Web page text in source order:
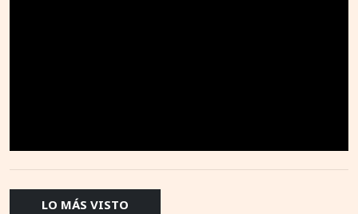
LO MÁS VISTO